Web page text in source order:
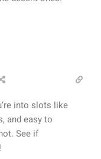
into slots like
and easy to
See if